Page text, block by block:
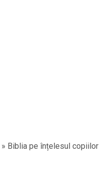
» Biblia pe înțelesul copiilor